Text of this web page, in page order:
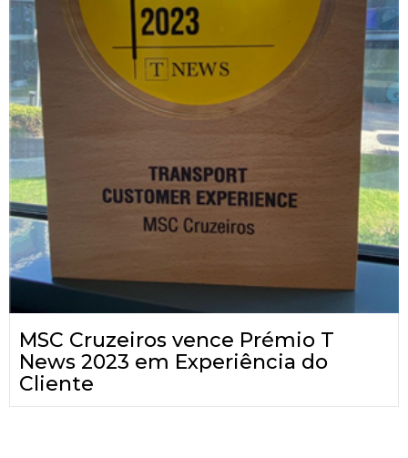
MSC Cruzeiros vence Prémio T
News 2023 em Experiência do
Cliente